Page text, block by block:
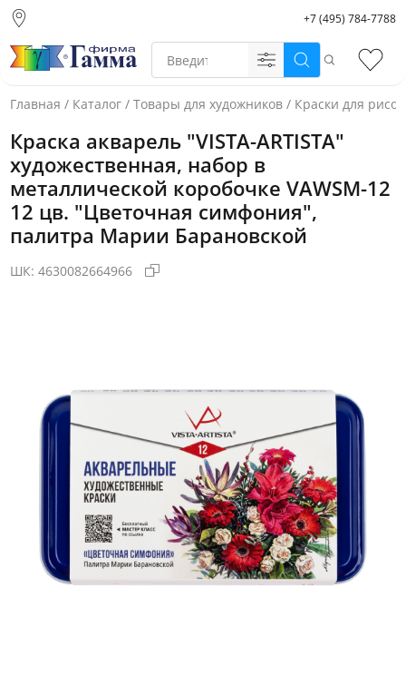
склад)
Санкт-Петербург
Екатеринбург
+7 (495) 784-7788
Поиск
Главная / Каталог / Товары для художников / Краски для
Краска акварель "VISTA-ARTISTA"
художественная, набор в
металлической коробочке VAWSM-12
12 цв. "Цветочная симфония",
палитра Марии Барановской
ШК: 4630082664966